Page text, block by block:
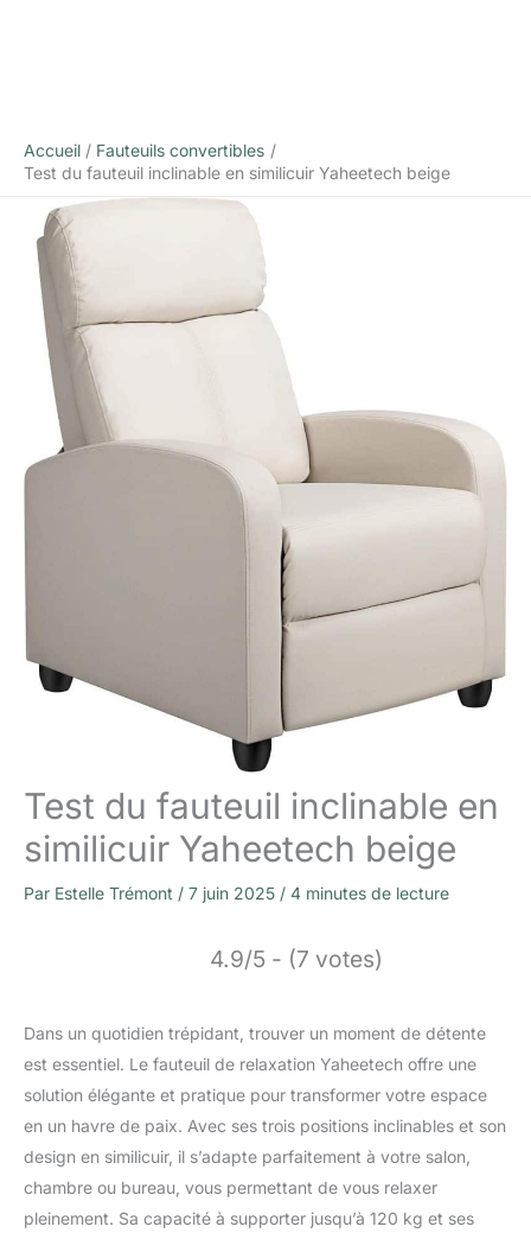
Accueil
Fauteuils convertibles
Test du fauteuil inclinable en similicuir Yaheetech beige
Test du fauteuil inclinable en
similicuir Yaheetech beige
Par Estelle Trémont / 7 juin 2025 / 4 minutes de lecture
4.9/5 - (7 votes)
Dans un quotidien trépidant, trouver un moment de détente
est essentiel. Le fauteuil de relaxation Yaheetech offre une
solution élégante et pratique pour transformer votre espace
en un havre de paix. Avec ses trois positions inclinables et son
design en similicuir, il s’adapte parfaitement à votre salon,
chambre ou bureau, vous permettant de vous relaxer
pleinement. Sa capacité à supporter jusqu’à 120 kg et ses